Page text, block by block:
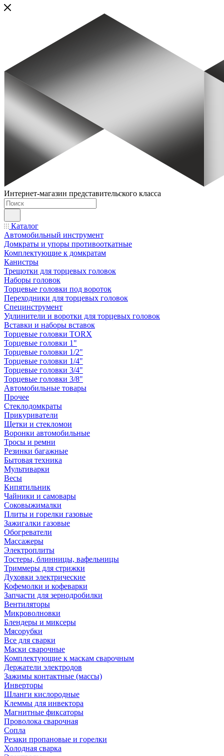
Интернет-магазин представительского класса
Каталог
Автомобильный инструмент
Домкраты и упоры противооткатные
Комплектующие к домкратам
Канистры
Трещотки для торцевых головок
Наборы головок
Торцевые головки под вороток
Переходники для торцевых головок
Специнструмент
Удлинители и воротки для торцевых головок
Вставки и наборы вставок
Торцевые головки TORX
Торцевые головки 1"
Торцевые головки 1/2"
Торцевые головки 1/4"
Торцевые головки 3/4"
Торцевые головки 3/8"
Автомобильные товары
Прочее
Стеклодомкраты
Прикуриватели
Щетки и стекломои
Воронки автомобильные
Тросы и ремни
Резинки багажные
Бытовая техника
Мультиварки
Весы
Кипятильник
Чайники и самовары
Соковыжималки
Плиты и горелки газовые
Зажигалки газовые
Обогреватели
Массажеры
Электроплиты
Тостеры, блинницы, вафельницы
Триммеры для стрижки
Духовки электрические
Кофемолки и кофеварки
Запчасти для зернодробилки
Вентиляторы
Микроволновки
Блендеры и миксеры
Мясорубки
Все для сварки
Маски сварочные
Комплектующие к маскам сварочным
Держатели электродов
Зажимы контактные (массы)
Инверторы
Шланги кислородные
Клеммы для инвектора
Магнитные фиксаторы
Проволока сварочная
Сопла
Резаки пропановые и горелки
Холодная сварка